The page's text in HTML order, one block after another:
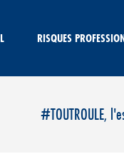
RISQUES
#TOUTROULE,